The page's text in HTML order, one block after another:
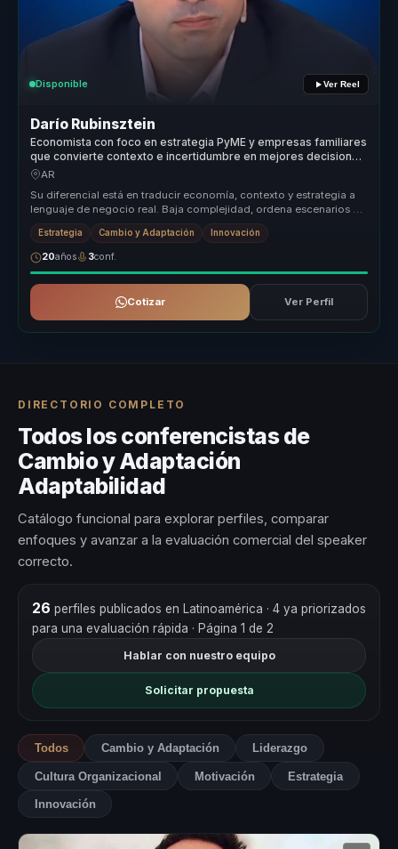
Disponible Ver Reel
Darío Rubinsztein
Economista con foco en estrategia PyME y empresas familiares
que convierte contexto e incertidumbre en mejores decisiones
para líderes de negocio.
AR
Su diferencial está en traducir economía, contexto y estrategia a
lenguaje de negocio real. Baja complejidad, ordena escenarios y
convier...
Estrategia Cambio y Adaptación Innovación
20años 3conf.
Cotizar Ver Perfil
DIRECTORIO COMPLETO
Todos los conferencistas de
Cambio y Adaptación
Adaptabilidad
Catálogo funcional para explorar perfiles, comparar
enfoques y avanzar a la evaluación comercial del speaker
correcto.
26 perfiles publicados en Latinoamérica · 4 ya priorizados
para una evaluación rápida · Página 1 de 2
Hablar con nuestro equipo
Solicitar propuesta
Todos Cambio y Adaptación Liderazgo
Cultura Organizacional Motivación Estrategia
Innovación